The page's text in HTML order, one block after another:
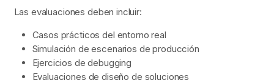
Las evaluaciones deben incluir:
Casos prácticos del entorno real
Simulación de escenarios de producción
Ejercicios de debugging
Evaluaciones de diseño de soluciones